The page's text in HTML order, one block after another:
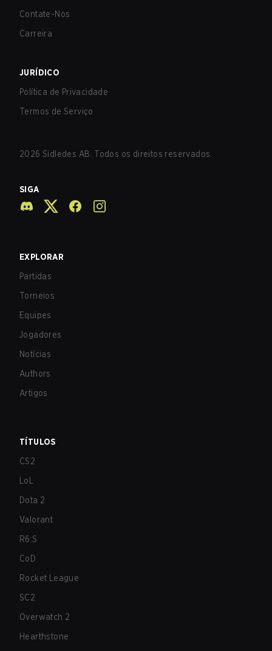
Contate-Nos
Carreira
JURÍDICO
Política de Privacidade
Termos de Serviço
2026 Sidledes AB. Todos os direitos reservados.
SIGA
EXPLORAR
Partidas
Torneios
Equipes
Jogadores
Notícias
Authors
Artigos
TÍTULOS
CS2
LoL
Dota 2
Valorant
R6:S
CoD
Rocket League
SC2
Overwatch 2
Hearthstone